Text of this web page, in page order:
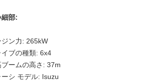
細部:
ジン力: 265kW
イブの種類: 6x4
ブームの高さ: 37m
ーシ モデル: Isuzu